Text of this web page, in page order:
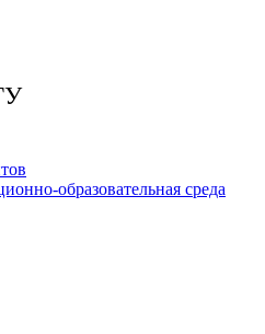
образовательная среда